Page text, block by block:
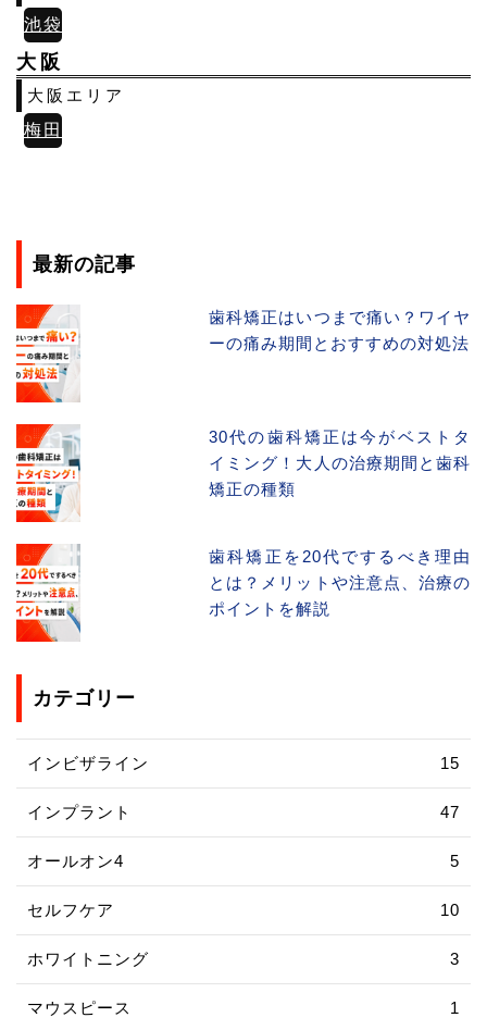
池袋
大阪
大阪エリア
梅田
最新の記事
歯科矯正はいつまで痛い？ワイヤ
ーの痛み期間とおすすめの対処法
30代の歯科矯正は今がベストタ
イミング！大人の治療期間と歯科
矯正の種類
歯科矯正を20代でするべき理由
とは？メリットや注意点、治療の
ポイントを解説
カテゴリー
インビザライン 15
インプラント 47
オールオン4 5
セルフケア 10
ホワイトニング 3
マウスピース 1